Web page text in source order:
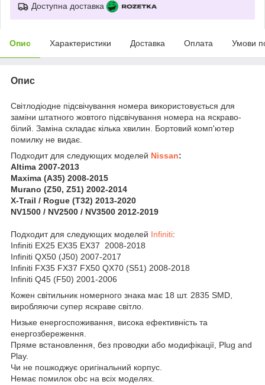
Доступна доставка
Опис Характеристики Доставка Оплата Умови
Опис
Світлодіодне підсвічування номера використовується для
заміни штатного жовтого підсвічування номера на яскраво-
білий. Заміна складає кілька хвилин. Бортовий комп'ютер
помилку не видає.
Подходит для следующих моделей Nissan:
Altima 2007-2013
Maxima (A35) 2008-2015
Murano (Z50, Z51) 2002-2014
X-Trail / Rogue (T32) 2013-2020
NV1500 / NV2500 / NV3500 2012-2019
Подходит для следующих моделей Infiniti:
Infiniti EX25 EX35 EX37 2008-2018
Infiniti QX50 (J50) 2007-2017
Infiniti FX35 FX37 FX50 QX70 (S51)‎ 2008-2018
Infiniti Q45 (F50) 2001-2006
Кожен світильник номерного знака має 18 шт. 2835 SMD,
виробляючи супер яскраве світло.
Низьке енергоспоживання, висока ефективність та
енергозбереження.
Пряме встановлення, без проводки або модифікації, Plug and
Play.
Чи не пошкоджує оригінальний корпус.
Немає помилок obc на всіх моделях.